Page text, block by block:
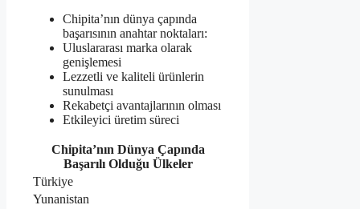
Chipita’nın dünya çapında
başarısının anahtar noktaları:
Uluslararası marka olarak
genişlemesi
Lezzetli ve kaliteli ürünlerin
sunulması
Rekabetçi avantajlarının olması
Etkileyici üretim süreci
Chipita’nın Dünya Çapında
Başarılı Olduğu Ülkeler
Türkiye
Yunanistan